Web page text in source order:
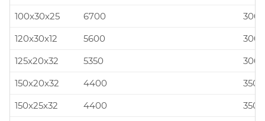
100x30x25
6700
120x30x12
5600
125x20x32
5350
150x20x32
4400
150x25x32
4400